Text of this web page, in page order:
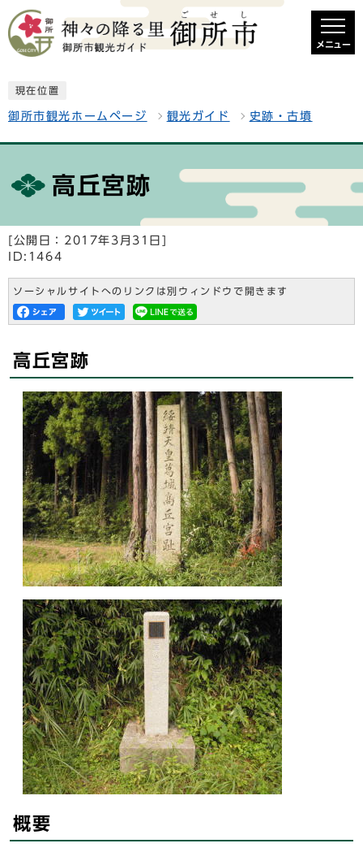
メニュー
現在位置
御所市観光ホームページ 観光ガイド 史跡・古墳
高丘宮跡
[公開日：2017年3月31日]
ID:1464
ソーシャルサイトへのリンクは別ウィンドウで開きます
高丘宮跡
概要